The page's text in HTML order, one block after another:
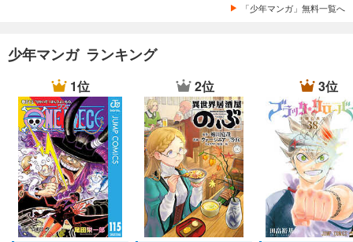
「少年マンガ」無料一覧へ
少年マンガ ランキング
1位 2位 3位